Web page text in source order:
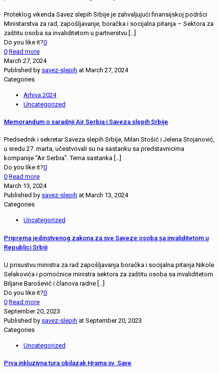
Proteklog vikenda Savez slepih Srbije je zahvaljujući finansijskoj podršci
Ministarstva za rad, zapošljavanje, boračka i socijalna pitanja – Sektora za
zaštitu osoba sa invaliditetom u partnerstvu
Do you like it?0
0 Read more
March 27, 2024
Published by savez-slepih at March 27, 2024
Categories
Arhiva 2024
Uncategorized
Memorandum o saradnji Air Serbia i Saveza slepih Srbije
Predsednik i sekretar Saveza slepih Srbije, Milan Stošić i Jelena Stojanović,
u sredu 27. marta, učestvovali su na sastanku sa predstavnicima
kompanije “Air Serbia”. Tema sastanka […]
Do you like it?0
0 Read more
March 13, 2024
Published by savez-slepih at March 13, 2024
Categories
Uncategorized
Priprema jedinstvenog zakona za sve Saveze osoba sa invaliditetom u
Republici Srbiji
U prisustvu ministra za rad zapošljavanja boračka i socijalna pitanja Nikole
Selakovića i pomoćnice ministra sektora za zaštitu osoba sa invaliditetom
Biljane Barošević i članova radne
Do you like it?0
0 Read more
September 20, 2023
Published by savez-slepih at September 20, 2023
Categories
Uncategorized
Prva inkluzivna tura obilazak Hrama sv. Save